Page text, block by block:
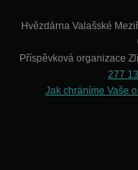
Hvězdárna Valašské
Příspěvková organizace
277
Jak chráníme Vaše